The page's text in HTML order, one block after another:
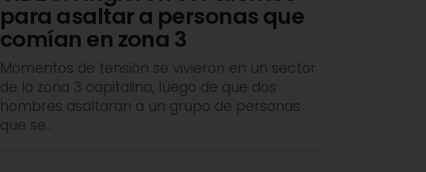
para asaltar a personas que
comían en zona 3
Momentos de tensión se vivieron en un sector
de la zona 3 capitalina, luego de que dos
hombres asaltaran a un grupo de personas
que se...